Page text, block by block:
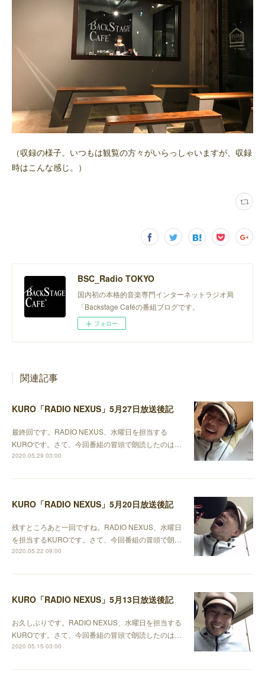
（収録の様子。いつもは観覧の方々がいらっしゃいますが、収録
時はこんな感じ。）
BSC_Radio TOKYO
国内初の本格的音楽専門インターネットラジオ局
「Backstage Caféの番組ブログです。
フォロー
関連記事
KURO「RADIO NEXUS」5月27日放送後記
最終回です。RADIO NEXUS、水曜日を担当する
KUROです。さて、今回番組の冒頭で朗読したのは…
2020.05.29 03:00
KURO「RADIO NEXUS」5月20日放送後記
残すところあと一回ですね。RADIO NEXUS、水曜日
を担当するKUROです。さて、今回番組の冒頭で朗…
2020.05.22 09:00
KURO「RADIO NEXUS」5月13日放送後記
お久しぶりです。RADIO NEXUS、水曜日を担当する
KUROです。さて、今回番組の冒頭で朗読したのは…
2020.05.15 03:00